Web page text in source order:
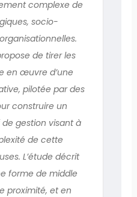
complexe de
socio-
de tirer les
en œuvre d’une
pilotée par des
construire un
gestion visant à
de cette
L’étude décrit
forme de middle
proximité, et en